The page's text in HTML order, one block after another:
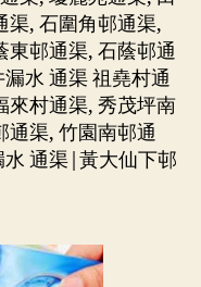
渠, 石圍角邨通渠,
東邨通渠, 石蔭邨通
水 通渠 祖堯村通
來村通渠, 秀茂坪南
通渠, 竹園南邨通
通渠|黃大仙下邨